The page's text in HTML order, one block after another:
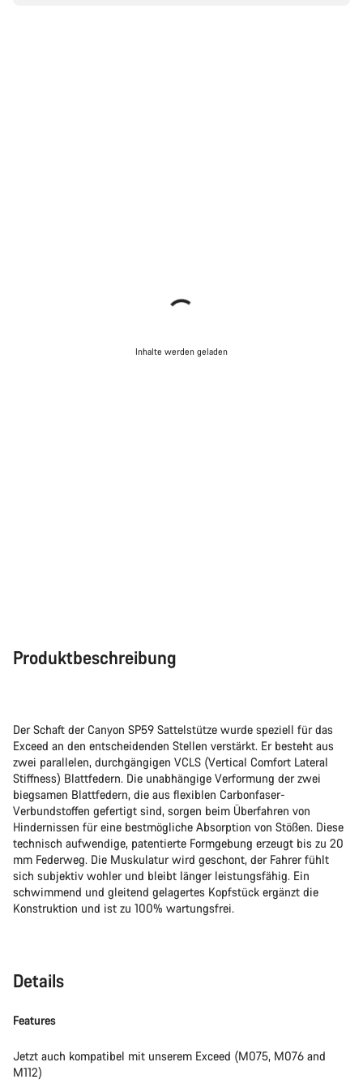
Inhalte werden geladen
Produktbeschreibung
Der Schaft der Canyon SP59 Sattelstütze wurde speziell für das
Exceed an den entscheidenden Stellen verstärkt. Er besteht aus
zwei parallelen, durchgängigen VCLS (Vertical Comfort Lateral
Stiffness) Blattfedern. Die unabhängige Verformung der zwei
biegsamen Blattfedern, die aus flexiblen Carbonfaser-
Verbundstoffen gefertigt sind, sorgen beim Überfahren von
Hindernissen für eine bestmögliche Absorption von Stößen. Diese
technisch aufwendige, patentierte Formgebung erzeugt bis zu 20
mm Federweg. Die Muskulatur wird geschont, der Fahrer fühlt
sich subjektiv wohler und bleibt länger leistungsfähig. Ein
schwimmend und gleitend gelagertes Kopfstück ergänzt die
Konstruktion und ist zu 100% wartungsfrei.
Details
Features
Jetzt auch kompatibel mit unserem Exceed (M075, M076 and
M112)